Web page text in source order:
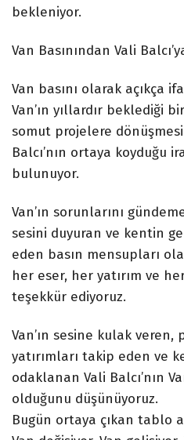
bekleniyor.
Van Basınından Vali
Van basını olarak açıkça
Van’ın yıllardır beklediği
somut projelere
Balcı’nın ortaya koyduğu
bulunuyor.
Van’ın sorunlarını
sesini duyuran ve kentin
eden basın mensupları
her eser, her yatırım ve
teşekkür ediyoruz.
Van’ın sesine kulak
yatırımları takip eden ve
odaklanan Vali Balcı’nın
olduğunu düşünüyoruz.
Bugün ortaya çıkan tablo